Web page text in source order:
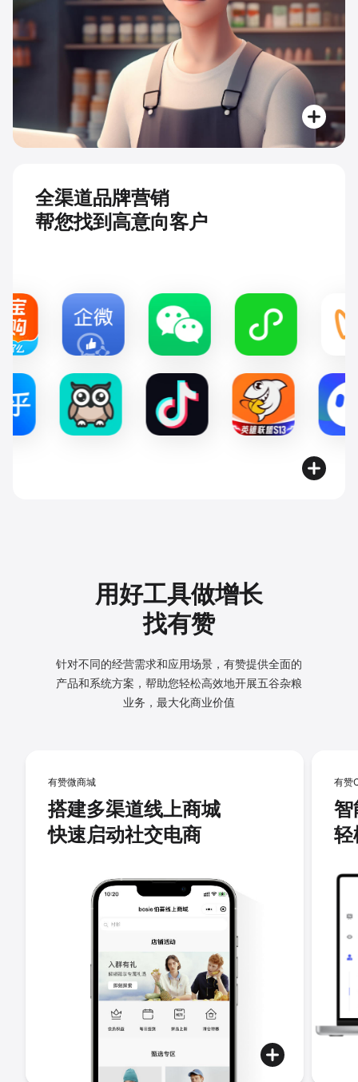
全渠道品牌营销
帮您找到高意向客户
用好工具做增长
找有赞
针对不同的经营需求和应用场景，有赞提供全面的
产品和系统方案， 帮助您轻松高效地开展五谷杂粮
业务，最大化商业价值
有赞微商城
搭建多渠道线上商城
快速启动社交电商
有赞
智
轻